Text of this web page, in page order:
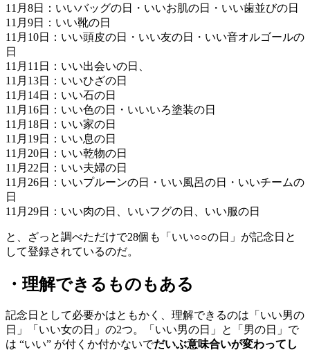
11月8日：いいバッグの日・いいお肌の日・いい歯並びの日
11月9日：いい靴の日
11月10日：いい頭皮の日・いい友の日・いい音オルゴールの
日
11月11日：いい出会いの日、
11月13日：いいひざの日
11月14日：いい石の日
11月16日：いい色の日・いいいろ塗装の日
11月18日：いい家の日
11月19日：いい息の日
11月20日：いい乾物の日
11月22日：いい夫婦の日
11月26日：いいプルーンの日・いい風呂の日・いいチームの
日
11月29日：いい肉の日、いいフグの日、いい服の日
と、ざっと調べただけで28個も「いい○○の日」が記念日と
して登録されているのだ。
・理解できるものもある
記念日として必要かはともかく、理解できるのは「いい男の
日」「いい女の日」の2つ。「いい男の日」と「男の日」で
は “いい” が付くか付かないでだいぶ意味合いが変わってし